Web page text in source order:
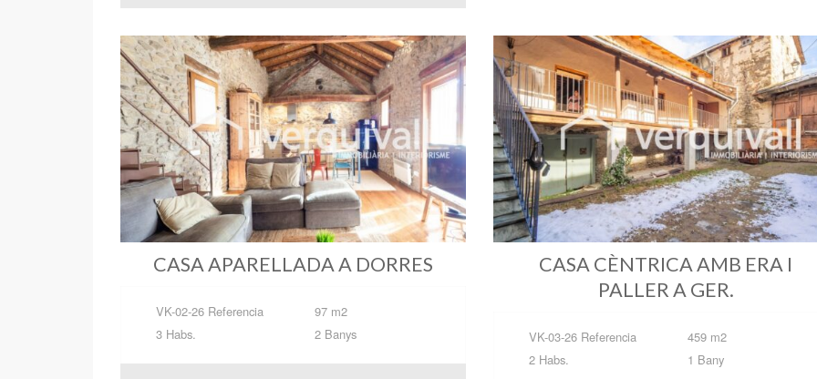
CASA APARELLADA A DORRES
VK-02-26 Referencia
97 m2
3 Habs.
2 Banys
CASA CÈNTRICA AMB ERA I
PALLER A GER.
VK-03-26 Referencia
459 m2
2 Habs.
1 Bany